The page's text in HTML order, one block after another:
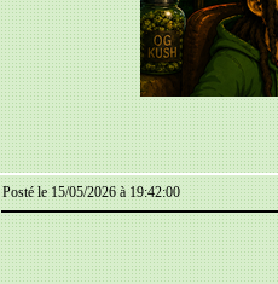
Posté le 15/05/2026 à 19:42:00